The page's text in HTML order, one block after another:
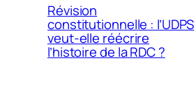
Révision
constitutionnelle : l’UDPS
veut-elle réécrire
l’histoire de la RDC ?